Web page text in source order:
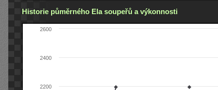
Historie půměrného Ela soupeřů a výkonnosti
2200
2400
2600